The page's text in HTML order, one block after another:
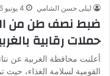
ليلى حسن الشامي 4 يونيو 2026
ضبط نصف طن من
حملات رقابية
أعلنت محافظة الغربية عن
القومية لسلامة الغذاء،